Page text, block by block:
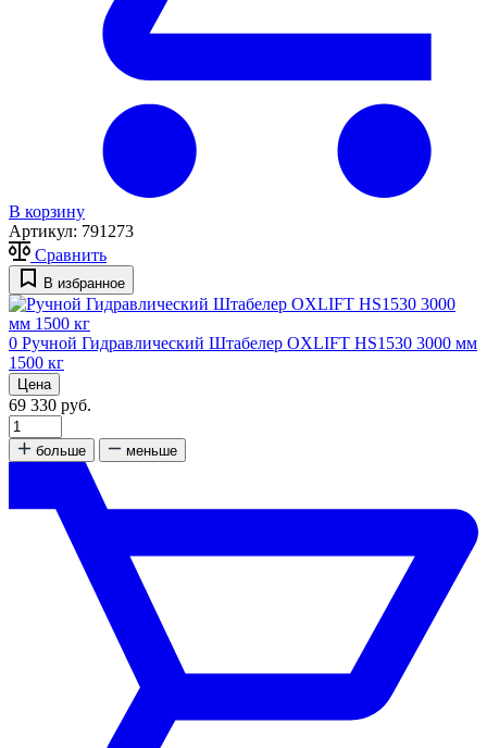
В корзину
Артикул: 791273
Сравнить
В избранное
0 Ручной Гидравлический Штабелер OXLIFT HS1530 3000 мм
1500 кг
Цена
69 330 руб.
больше меньше